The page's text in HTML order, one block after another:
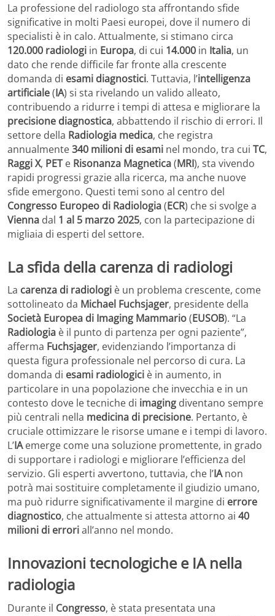
La professione del radiologo sta affrontando sfide
significative in molti Paesi europei, dove il numero di
specialisti è in calo. Attualmente, si stimano circa
120.000 radiologi in Europa, di cui 14.000 in Italia, un
dato che rende difficile far fronte alla crescente
domanda di esami diagnostici. Tuttavia, l’intelligenza
artificiale(IA) si sta rivelando un valido alleato,
contribuendo a ridurre i tempi di attesa e migliorare la
precisione diagnostica, abbattendo il rischio di errori. Il
settore della Radiologia medica, che registra
annualmente340 milioni di esami nel mondo, tra cui TC,
Raggi X, PETe Risonanza Magnetica(MRI), sta vivendo
rapidi progressi grazie alla ricerca, ma anche nuove
sfide emergono. Questi temi sono al centro del
Congresso Europeo di Radiologia(ECR) che si svolge a
Vienna dal 1 al 5 marzo 2025, con la partecipazione di
migliaia di esperti del settore.
La sfida della carenza di radiologi
La carenza di radiologi è un problema crescente, come
sottolineato da Michael Fuchsjager, presidente della
Società Europea di Imaging Mammario(EUSOB). “La
Radiologia è il punto di partenza per ogni paziente”,
afferma Fuchsjager, evidenziando l’importanza di
questa figura professionale nel percorso di cura. La
domanda di esami radiologici è in aumento, in
particolare in una popolazione che invecchia e in un
contesto dove le tecniche di imaging diventano sempre
più centrali nella medicina di precisione. Pertanto, è
cruciale ottimizzare le risorse umane e i tempi di lavoro.
L’IAemerge come una soluzione promettente, in grado
di supportare i radiologi e migliorare l’efficienza del
servizio. Gli esperti avvertono, tuttavia, che l’IAnon
potrà mai sostituire completamente il giudizio umano,
ma può ridurre significativamente il margine di errore
diagnostico, che attualmente si attesta attorno ai 40
milioni di erroriall’anno nel mondo.
Innovazioni tecnologiche e IA nella
radiologia
Durante il Congresso, è stata presentata una